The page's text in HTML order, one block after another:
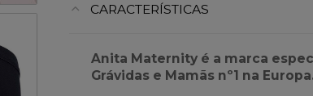
CARACTERÍSTICAS
Anita Maternity é a marca
Grávidas e Mamãs nº1 na